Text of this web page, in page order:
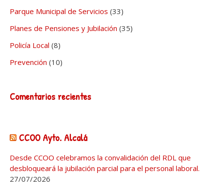
Parque Municipal de Servicios (33)
Planes de Pensiones y Jubilación (35)
Policía Local (8)
Prevención (10)
Comentarios recientes
CCOO Ayto. Alcalá
Desde CCOO celebramos la convalidación del RDL que
desbloqueará la jubilación parcial para el personal laboral.
27/07/2026